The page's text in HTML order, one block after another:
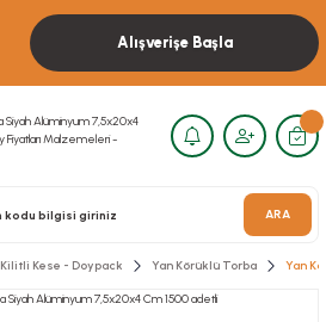
Alışverişe Başla
ARA
Kilitli Kese - Doypack Yan Körüklü Torba Yan